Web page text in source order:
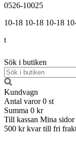
0526-10025
10-18 10-18 10-18
t
Sök i butiken
Kundvagn
Antal varor 0 st
Summa 0 kr
Till kassan Mina sidor
500 kr kvar till fri